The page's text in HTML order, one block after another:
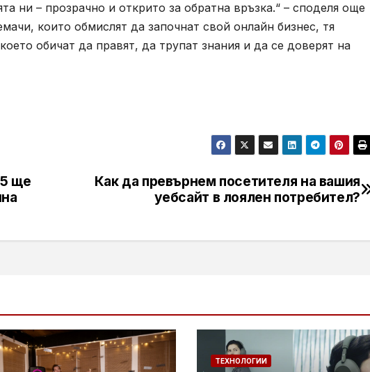
ни – прозрачно и открито за обратна връзка.“ – споделя още
които обмислят да започнат свой онлайн бизнес, тя
обичат да правят, да трупат знания и да се доверят на
Как да превърнем посетителя на вашия
уебсайт в лоялен потребител?
ще
ТЕХНОЛОГИИ